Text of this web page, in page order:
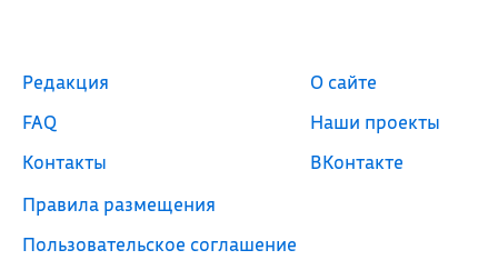
Редакция
FAQ
Контакты
Правила размещения
Пользовательское соглашение
О сайте
Наши проекты
ВКонтакте